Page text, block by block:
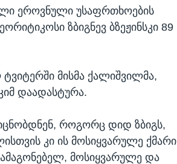
ეროვნული უსაფრთხოების
ზბიგნევ ბზეჟინსკი 89
მისმა ქალიშვილმა,
დაადასტურა.
როგორც დიდ ზბიგს,
კი ის მოსიყვარულე ქმარი
მოსიყვარულე და